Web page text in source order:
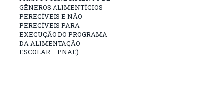
GÊNEROS ALIMENTÍCIOS
PERECÍVEIS E NÃO
PERECÍVEIS PARA
EXECUÇÃO DO PROGRAMA
DA ALIMENTAÇÃO
ESCOLAR – PNAE)